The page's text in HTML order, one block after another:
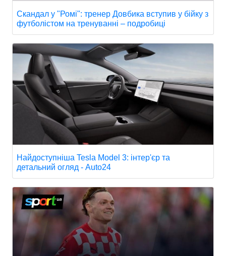
Скандал у "Ромі": тренер Довбика вступив у бійку з
футболістом на тренуванні – подробиці
Найдоступніша Tesla Model 3: інтер'єр та
детальний огляд - Auto24